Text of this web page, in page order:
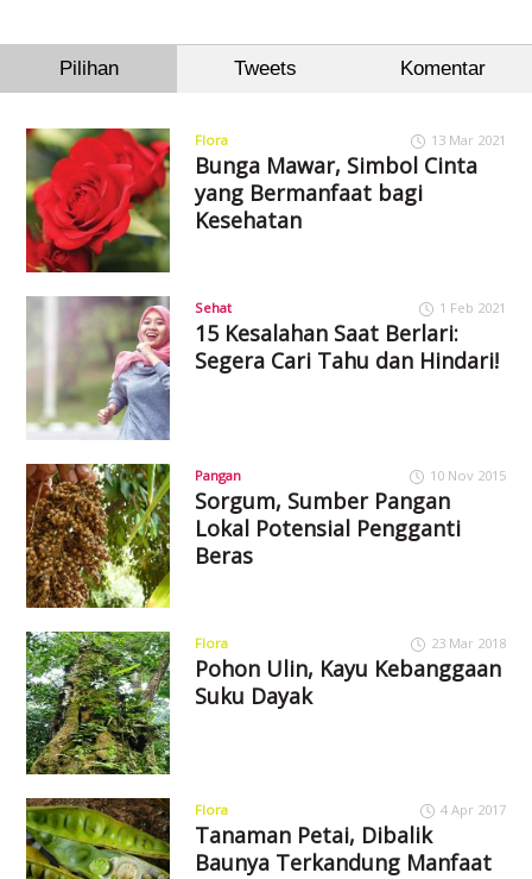
Pilihan Tweets Komentar
Flora 13 Mar 2021
Bunga Mawar, Simbol Cinta
yang Bermanfaat bagi
Kesehatan
Sehat 1 Feb 2021
15 Kesalahan Saat Berlari:
Segera Cari Tahu dan Hindari!
Pangan 10 Nov 2015
Sorgum, Sumber Pangan
Lokal Potensial Pengganti
Beras
Flora 23 Mar 2018
Pohon Ulin, Kayu Kebanggaan
Suku Dayak
Flora 4 Apr 2017
Tanaman Petai, Dibalik
Baunya Terkandung Manfaat